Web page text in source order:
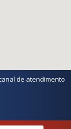
de atendimento